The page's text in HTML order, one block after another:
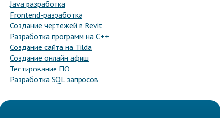
Java разработка
Frontend-разработка
Создание чертежей в Revit
Разработка программ на C++
Создание сайта на Tilda
Создание онлайн афиш
Тестирование ПО
Разработка SQL запросов